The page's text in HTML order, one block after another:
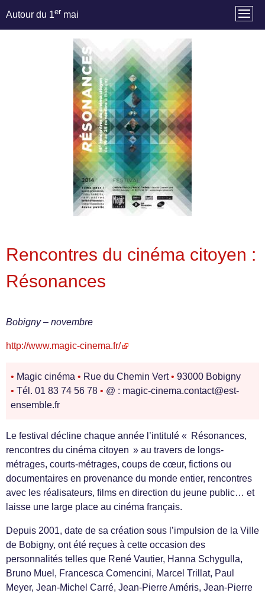
Autour du 1er mai
Rencontres du cinéma citoyen :
Résonances
Bobigny – novembre
http://www.magic-cinema.fr/
• Magic cinéma • Rue du Chemin Vert• 93000 Bobigny
• Tél. 01 83 74 56 78 • @ : magic-cinema.contact@est-
ensemble.fr
Le festival décline chaque année l’intitulé « Résonances,
rencontres du cinéma citoyen » au travers de longs-
métrages, courts-métrages, coups de cœur, fictions ou
documentaires en provenance du monde entier, rencontres
avec les réalisateurs, films en direction du jeune public… et
laisse une large place au cinéma français.
Depuis 2001, date de sa création sous l’impulsion de la Ville
de Bobigny, ont été reçues à cette occasion des
personnalités telles que René Vautier, Hanna Schygulla,
Bruno Muel, Francesca Comencini, Marcel Trillat, Paul
Meyer, Jean-Michel Carré, Jean-Pierre Améris, Jean-Pierre